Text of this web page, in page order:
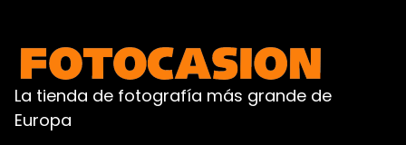
La tienda de fotografía más grande de
Europa